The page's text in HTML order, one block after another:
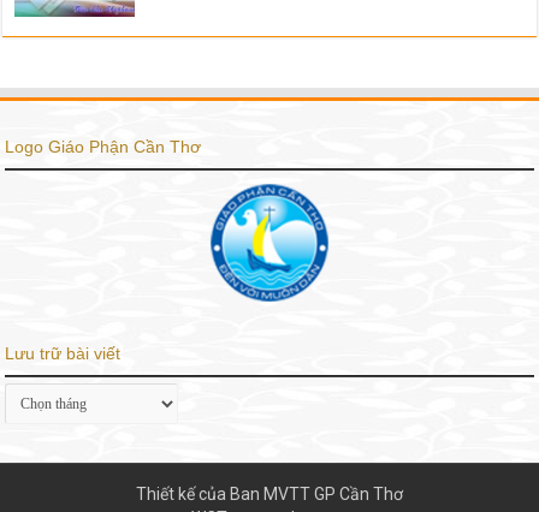
Logo Giáo Phận Cần Thơ
Lưu trữ bài viết
Lưu
trữ
Thiết kế của Ban MVTT GP Cần Thơ